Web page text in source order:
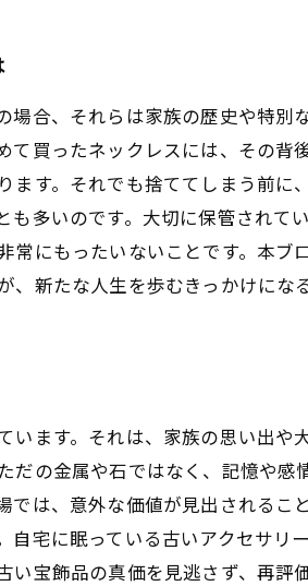
再評価：思い出を活かした新しい活
合、それらは家族の歴史や特
買ったネックレスには、その背
す。それでも捨ててしまう前
多いのです。大切に保管されて
にもったいないことです。本
新たな人生を歩むきっかけにな
ます。それは、家族の思い出
の金属や石ではなく、記憶や
は、意外な価値が見出される
宅に眠っている古いアクセサリ
宝飾品の真価を見逃さず、再評